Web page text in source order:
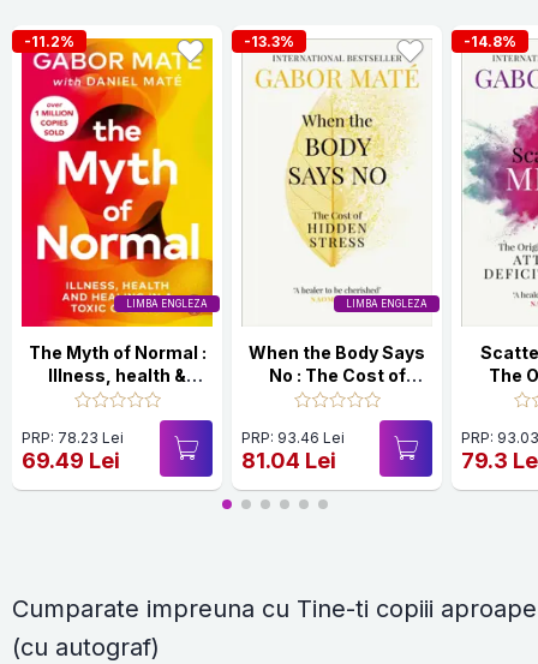
LIMBA ENGLEZA
-11.2%
The Myth of Normal :
Illness, health &
healing in a toxic
PRP: 78.23 Lei
69.49 Lei
LIMBA ENGLEZA
-13.3%
When the Body Says
No : The Cost of
Hidden Stress
PRP: 93.46 Lei
81.04 Lei
-14.8%
The
PRP:
79.3
Cumparate impreuna cu Tine-ti copiii aproape
(cu autograf)